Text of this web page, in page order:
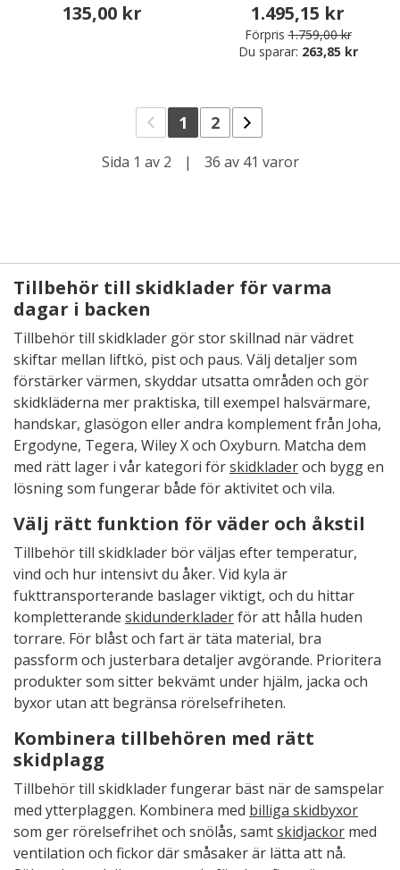
135,00 kr 1.495,15 kr
Förpris 1.759,00 kr
Du sparar: 263,85 kr
1 2
Sida 1 av 2 | 36 av 41 varor
Tillbehör till skidklader för varma
dagar i backen
Tillbehör till skidklader gör stor skillnad när vädret
skiftar mellan liftkö, pist och paus. Välj detaljer som
förstärker värmen, skyddar utsatta områden och gör
skidkläderna mer praktiska, till exempel halsvärmare,
handskar, glasögon eller andra komplement från Joha,
Ergodyne, Tegera, Wiley X och Oxyburn. Matcha dem
med rätt lager i vår kategori förskidkladeroch bygg en
lösning som fungerar både för aktivitet och vila.
Välj rätt funktion för väder och åkstil
Tillbehör till skidklader bör väljas efter temperatur,
vind och hur intensivt du åker. Vid kyla är
fukttransporterande baslager viktigt, och du hittar
kompletterande skidunderkladerför att hålla huden
torrare. För blåst och fart är täta material, bra
passform och justerbara detaljer avgörande. Prioritera
produkter som sitter bekvämt under hjälm, jacka och
byxor utan att begränsa rörelsefriheten.
Kombinera tillbehören med rätt
skidplagg
Tillbehör till skidklader fungerar bäst när de samspelar
med ytterplaggen. Kombinera med billiga skidbyxor
som ger rörelsefrihet och snölås, samtskidjackor med
ventilation och fickor där småsaker är lätta att nå.